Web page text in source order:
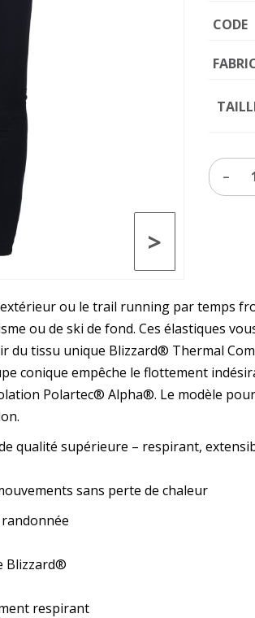
>
CODE
ou le trail running par temps
ou de ski de fond. Ces élastiques
du tissu unique Blizzard® Thermal
conique empêche le flottement
Polartec® Alpha®. Le modèle
qualité supérieure – respirant,
sans perte de chaleur
Blizzard®
respirant